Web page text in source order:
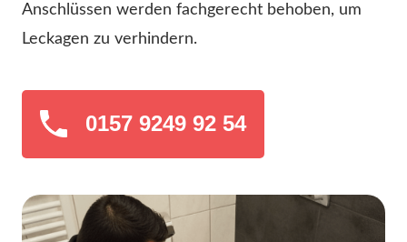
Anschlüssen werden fachgerecht behoben, um
Leckagen zu verhindern.
0157 9249 92 54